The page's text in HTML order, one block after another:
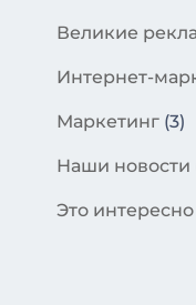
Великие
Интернет-
Маркетинг (3)
Наши новости
Это интересно